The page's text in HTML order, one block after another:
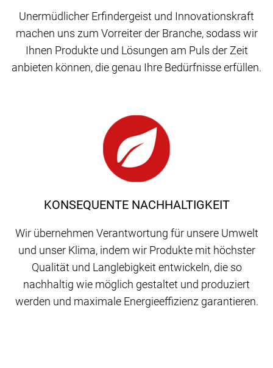
KONSEQUENTE NACHHALTIGKEIT
Wir übernehmen Verantwortung für unsere Umwelt
und unser Klima, indem wir Produkte mit höchster
Qualität und Langlebigkeit entwickeln, die so
nachhaltig wie möglich gestaltet und produziert
werden und maximale Energieeffizienz garantieren.
Unermüdlicher Erfindergeist und Innovationskraft
machen uns zum Vorreiter der Branche, sodass wir
Ihnen Produkte und Lösungen am Puls der Zeit
anbieten können, die genau Ihre Bedürfnisse erfüllen.